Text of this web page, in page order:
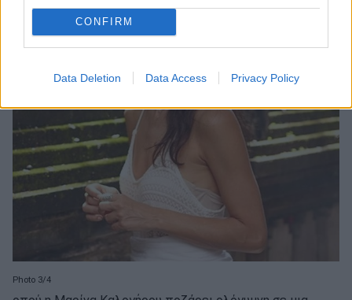
CONFIRM
Data Deletion Data Access Privacy Policy
Photo 3/4